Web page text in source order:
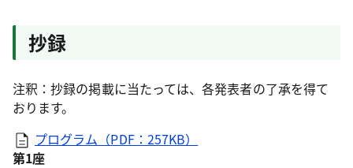
抄録
注釈：抄録の掲載に当たっては、各発表者の了承を得て
おります。
プログラム（PDF：257KB）
第1座